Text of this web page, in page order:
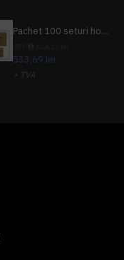
Pachet 100 seturi hoteliere, set dentar, set barbierit, casca de dus, pila unghii, set cusut
533,69 lei
+ TVA